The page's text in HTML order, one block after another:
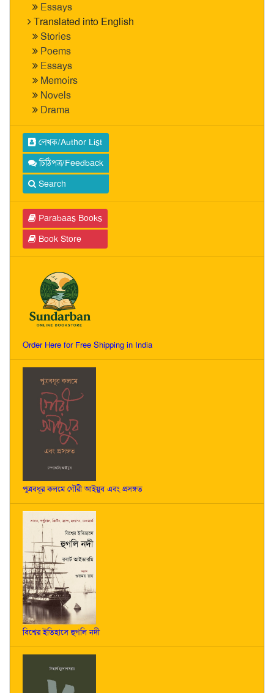
Essays
Translated into English
Stories
Poems
Essays
Memoirs
Novels
Drama
লেখক/Author List
চিঠিপত্র/Feedback
Search
Parabaas Books
Book Store
Order Here for Free Shipping in India
পুত্রবধূর কলমে গৌরী আইয়ুব এবং প্রসঙ্গত
বিশ্বের ইতিহাসে হুগলি নদী